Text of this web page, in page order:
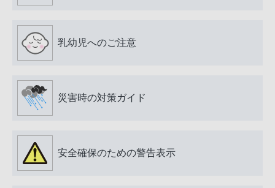
乳幼児へのご注意
災害時の対策ガイド
安全確保のための警告表示